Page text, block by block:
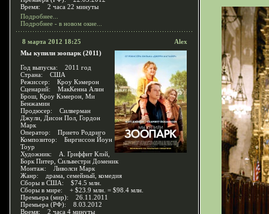
Время: 2 часа 22 минуты
Подробнее...
Подробнее - в новом окне...
8 марта 2012 18:25
Alex
Мы купили зоопарк (2011)
Год выпуска: 2011 год
Страна: США
Режиссер: Кроу Кэмерон
Сценарий: МакКенна Алин
Брош, Кроу Кэмерон, Ми
Бенжамин
Продюсер: Силверман
Джули, Дисон Пол, Гордон
Марк
Оператор: Прието Родриго
Композитор: Биргиссон Йоун
Тоур
Художник: А. Гриффит Клэй,
Борк Питер, Сильвестри Доменик
Монтаж: Ливолси Марк
Жанр: драма, семейный, комедия
Сборы в США: $74.5 млн.
Сборы в мире: + $23.9 млн. = $98.4 млн.
Премьера (мир): 26.11.2011
Премьера (РФ): 8.03.2012
Время: 2 часа 4 минуты